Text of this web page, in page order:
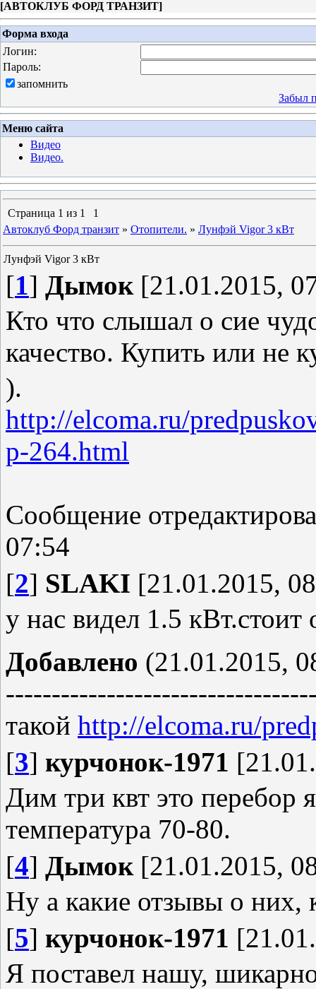
[АВТОКЛУБ ФОРД ТРАНЗИТ]
Форма входа
Логин:
Пароль:
запомнить
Забыл
Меню сайта
Видео
Видео.
Страница 1 из 1
1
Автоклуб Форд транзит » Отопители. » Лунфэй Vigor 3 кВт
Лунфэй Vigor 3 кВт
[1] Дымок[21.01.2015,
Кто что слышал о сие
качество. Купить или
).
http://elcoma.ru/
p-264.html
Сообщение
07:54
[2] SLAKI [21.01.2015,
у нас видел 1.5 кВт.стоит
Добавлено (21.01.2015,
такой http://elcoma.ru/
[3] курчонок-1971
Дим три квт это перебор
температура 70-80.
[4] Дымок[21.01.2015,
Ну а какие отзывы о них,
[5] курчонок-1971
Я поставел нашу,